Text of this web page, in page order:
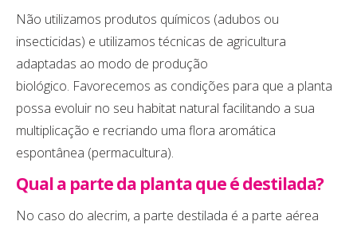
Não utilizamos produtos químicos (adubos ou
insecticidas) e utilizamos técnicas de agricultura
adaptadas ao modo de produção
biológico. Favorecemos as condições para que a planta
possa evoluir no seu habitat natural facilitando a sua
multiplicação e recriando uma flora aromática
espontânea (permacultura).
Qual a parte da planta que é destilada?
No caso do alecrim, a parte destilada é a parte aérea